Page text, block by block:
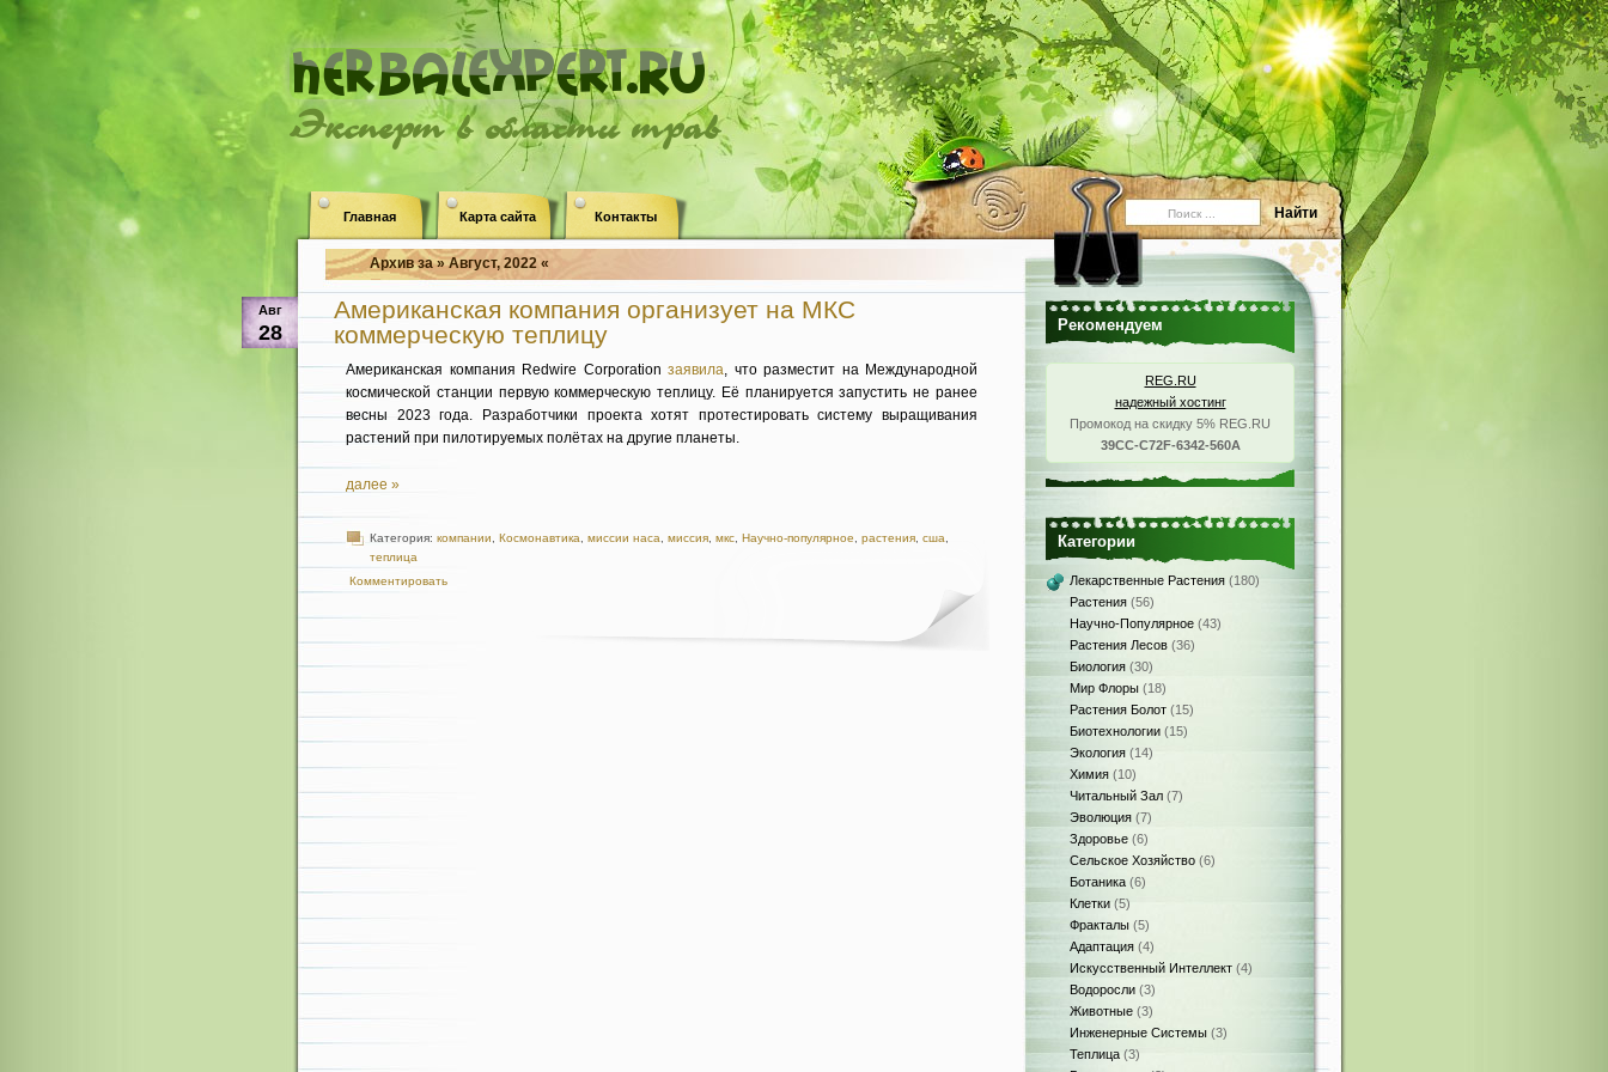
Эксперт в области трав
Главная Карта сайта Контакты
Архив за » Август, 2022 «
Авг
28
Американская компания организует на МКС
коммерческую теплицу
Американская компания Redwire Corporation заявила, что разместит на Международной
космической станции первую коммерческую теплицу. Её планируется запустить не ранее
весны 2023 года. Разработчики проекта хотят протестировать систему выращивания
растений при пилотируемых полётах на другие планеты.
далее »
Категория: компании Космонавтика миссии наса миссия мкс Научно-популярное растения сша
теплица
Комментировать
Рекомендуем
REG.RU
надежный хостинг
Промокод на скидку 5% REG.RU
39CC-C72F-6342-560A
Категории
Лекарственные Растения (180)
Растения (56)
Научно-Популярное (43)
Растения Лесов (36)
Биология (30)
Мир Флоры (18)
Растения Болот (15)
Биотехнологии (15)
Экология (14)
Химия (10)
Читальный Зал (7)
Эволюция (7)
Здоровье (6)
Сельское Хозяйство (6)
Ботаника (6)
Клетки (5)
Фракталы (5)
Адаптация (4)
Искусственный Интеллект (4)
Водоросли (3)
Животные (3)
Инженерные Системы (3)
Теплица (3)